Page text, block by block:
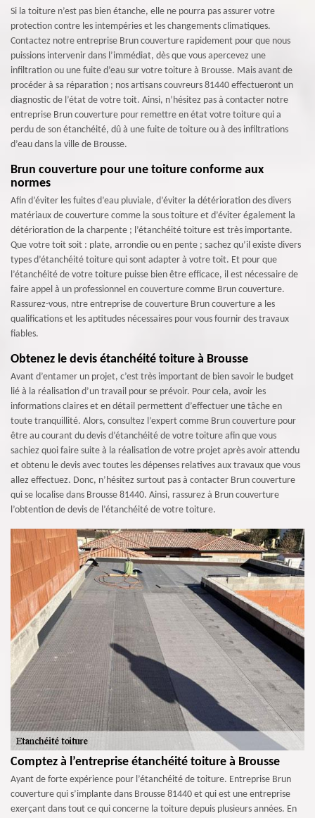
Si la toiture n’est pas bien étanche, elle ne pourra pas assurer votre
protection contre les intempéries et les changements climatiques.
Contactez notre entreprise Brun couverture rapidement pour que nous
puissions intervenir dans l’immédiat, dès que vous apercevez une
infiltration ou une fuite d’eau sur votre toiture à Brousse. Mais avant de
procéder à sa réparation ; nos artisans couvreurs 81440 effectueront un
diagnostic de l’état de votre toit. Ainsi, n’hésitez pas à contacter notre
entreprise Brun couverture pour remettre en état votre toiture qui a
perdu de son étanchéité, dû à une fuite de toiture ou à des infiltrations
d’eau dans la ville de Brousse.
Brun couverture pour une toiture conforme aux
normes
Afin d’éviter les fuites d’eau pluviale, d’éviter la détérioration des divers
matériaux de couverture comme la sous toiture et d’éviter également la
détérioration de la charpente ; l’étanchéité toiture est très importante.
Que votre toit soit : plate, arrondie ou en pente ; sachez qu’il existe divers
types d’étanchéité toiture qui sont adapter à votre toit. Et pour que
l’étanchéité de votre toiture puisse bien être efficace, il est nécessaire de
faire appel à un professionnel en couverture comme Brun couverture.
Rassurez-vous, ntre entreprise de couverture Brun couverture a les
qualifications et les aptitudes nécessaires pour vous fournir des travaux
fiables.
Obtenez le devis étanchéité toiture à Brousse
Avant d’entamer un projet, c’est très important de bien savoir le budget
lié à la réalisation d’un travail pour se prévoir. Pour cela, avoir les
informations claires et en détail permettent d’effectuer une tâche en
toute tranquillité. Alors, consultez l’expert comme Brun couverture pour
être au courant du devis d’étanchéité de votre toiture afin que vous
sachiez quoi faire suite à la réalisation de votre projet après avoir attendu
et obtenu le devis avec toutes les dépenses relatives aux travaux que vous
allez effectuez. Donc, n’hésitez surtout pas à contacter Brun couverture
qui se localise dans Brousse 81440. Ainsi, rassurez à Brun couverture
l’obtention de devis de l’étanchéité de votre toiture.
Comptez à l’entreprise étanchéité toiture à Brousse
Ayant de forte expérience pour l’étanchéité de toiture. Entreprise Brun
couverture qui s’implante dans Brousse 81440 et qui est une entreprise
exerçant dans tout ce qui concerne la toiture depuis plusieurs années. En